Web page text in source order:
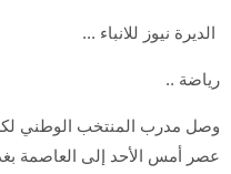
الديرة نيوز للانباء ...
رياضة ..
وصل مدرب المنتخب الوطني
عصر أمس الأحد إلى العاصمة